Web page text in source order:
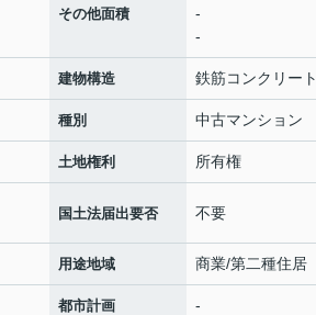
その他面積
-
-
建物構造 鉄筋コンクリート
種別 中古マンション
土地権利 所有権
国土法届出要否 不要
用途地域 商業/第二種住居
都市計画 -